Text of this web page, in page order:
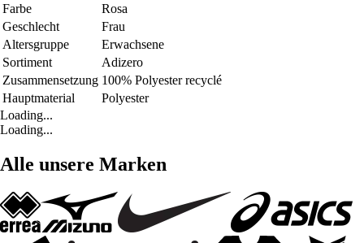
Farbe
Rosa
Geschlecht
Frau
Altersgruppe
Erwachsene
Sortiment
Adizero
Zusammensetzung 100% Polyester recyclé
Hauptmaterial
Polyester
Loading...
Loading...
Alle unsere Marken